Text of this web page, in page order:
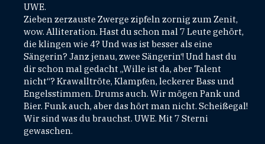
UWE.
Zieben zerzauste Zwerge zipfeln zornig zum Zenit,
wow. Alliteration. Hast du schon mal 7 Leute gehört,
die klingen wie 4? Und was ist besser als eine
Sängerin? Janz jenau, zwee Sängerin‘! Und hast du
dir schon mal gedacht „Wille ist da, aber Talent
nicht“? Krawalltröte, Klampfen, leckerer Bass und
Engelsstimmen. Drums auch. Wir mögen Pank und
Bier. Funk auch, aber das hört man nicht. Scheißegal!
Wir sind was du brauchst. UWE. Mit 7 Sterni
gewaschen.